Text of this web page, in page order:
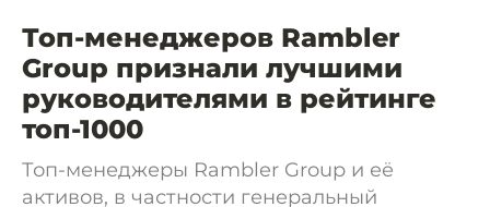
Топ-менеджеров Rambler
Group признали лучшими
руководителями в рейтинге
топ-1000
Топ-менеджеры Rambler Group и её
активов, в частности генеральный